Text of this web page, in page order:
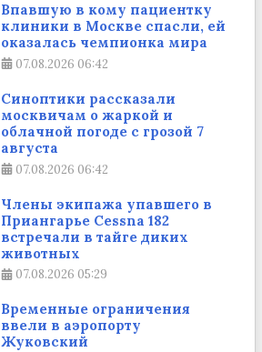
Впавшую в кому пациентку
клиники в Москве спасли, ей
оказалась чемпионка мира
07.08.2026 06:42
Синоптики рассказали
москвичам о жаркой и
облачной погоде с грозой 7
августа
07.08.2026 06:42
Члены экипажа упавшего в
Приангарье Cessna 182
встречали в тайге диких
животных
07.08.2026 05:29
Временные ограничения
ввели в аэропорту
Жуковский